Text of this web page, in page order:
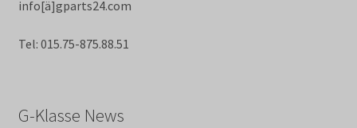
info[ä]gparts24.com
Tel: 015.75-875.88.51
G-Klasse News